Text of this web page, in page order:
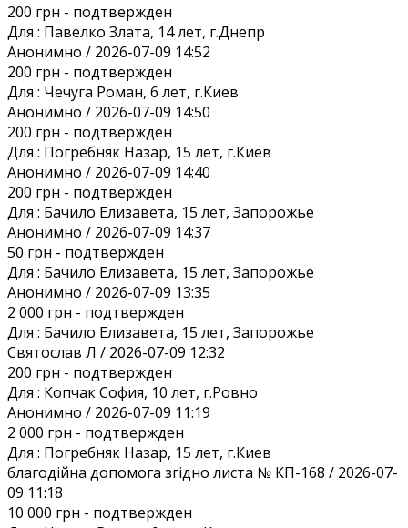
200 грн - подтвержден
Для : Павелко Злата, 14 лет, г.Днепр
Анонимно / 2026-07-09 14:52
200 грн - подтвержден
Для : Чечуга Роман, 6 лет, г.Киев
Анонимно / 2026-07-09 14:50
200 грн - подтвержден
Для : Погребняк Назар, 15 лет, г.Киев
Анонимно / 2026-07-09 14:40
200 грн - подтвержден
Для : Бачило Елизавета, 15 лет, Запорожье
Анонимно / 2026-07-09 14:37
50 грн - подтвержден
Для : Бачило Елизавета, 15 лет, Запорожье
Анонимно / 2026-07-09 13:35
2 000 грн - подтвержден
Для : Бачило Елизавета, 15 лет, Запорожье
Святослав Л / 2026-07-09 12:32
200 грн - подтвержден
Для : Копчак София, 10 лет, г.Ровно
Анонимно / 2026-07-09 11:19
2 000 грн - подтвержден
Для : Погребняк Назар, 15 лет, г.Киев
благодійна допомога згідно листа № КП-168 / 2026-07-
09 11:18
10 000 грн - подтвержден